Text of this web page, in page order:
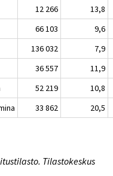
12 266 13,8
66 103 9,6
136 032 7,9
36 557 11,9
52 219 10,8
33 862 20,5
Tilastokeskus